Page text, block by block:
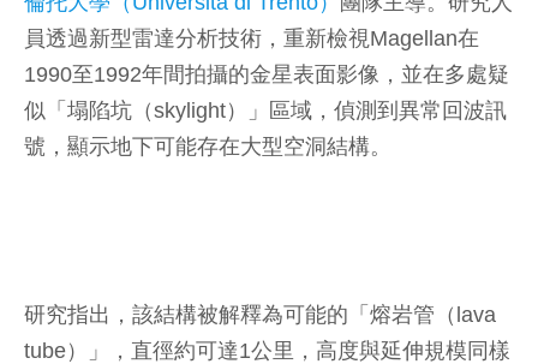
員透過新型雷達分析技術，重新檢視Magellan在
1990至1992年間拍攝的金星表面影像，並在多處疑
似「塌陷坑（skylight）」區域，偵測到異常回波訊
號，顯示地下可能存在大型空洞結構。
研究指出，該結構被解釋為可能的「熔岩管（lava
tube）」，直徑約可達1公里，高度與延伸規模同樣